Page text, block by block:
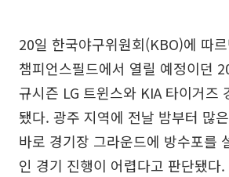
20일 한국야구위원회(KBO)에 따
챔피언스필드에서 열릴 예정이던
규시즌 LG 트윈스와 KIA 타이거즈
됐다. 광주 지역에 전날 밤부터 많
바로 경기장 그라운드에 방수포를
인 경기 진행이 어렵다고 판단됐다.